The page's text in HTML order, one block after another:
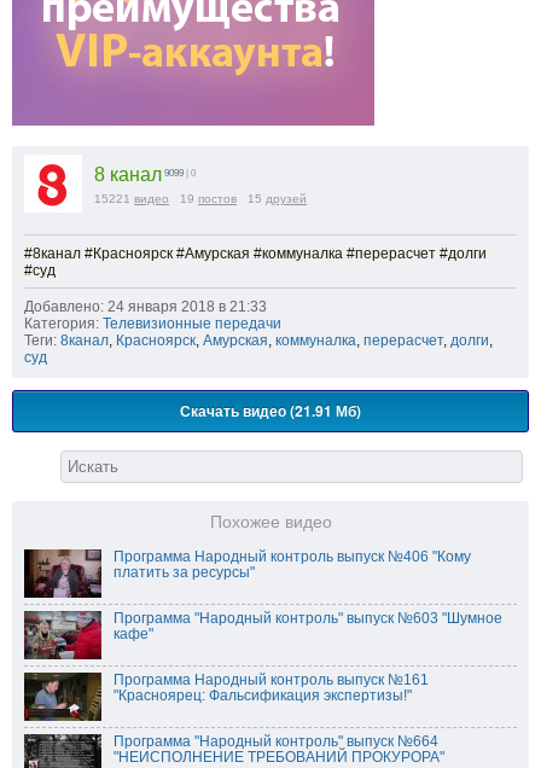
8 канал 9099 | 0
15221 видео 19 постов 15 друзей
#8канал #Красноярск #Амурская #коммуналка #перерасчет #долги
#суд
Добавлено: 24 января 2018 в 21:33
Категория: Телевизионные передачи
Теги: 8канал, Красноярск, Амурская, коммуналка, перерасчет, долги,
суд
Скачать видео (21.91 Мб)
Похожее видео
Программа Народный контроль выпуск №406 "Кому
платить за ресурсы"
Программа "Народный контроль" выпуск №603 "Шумное
кафе"
Программа Народный контроль выпуск №161
"Красноярец: Фальсификация экспертизы!"
Программа "Народный контроль" выпуск №664
"НЕИСПОЛНЕНИЕ ТРЕБОВАНИЙ ПРОКУРОРА"